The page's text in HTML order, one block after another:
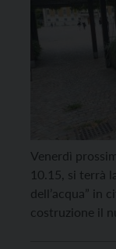
Venerdì
10.15, si terrà
dell’acqua” in
costruzione il